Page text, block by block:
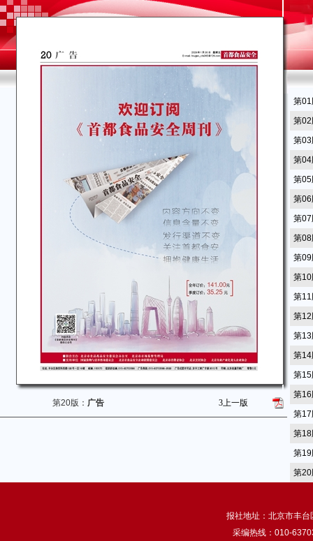
第20版： 广告 3上一版
第01
第02
第03
第04
第05
第06
第07
第08
第09
第10
第11
第12
第13
第14
第15
第16
第17
第18
第19
第
报社地址：北京市丰
采编热线：010-